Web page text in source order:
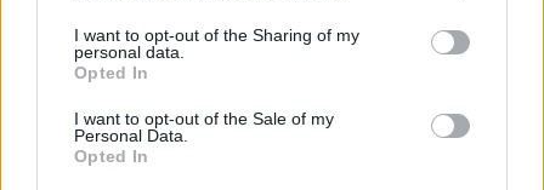
not limited to your visit or usage behaviour. You may click to
grant or deny consent to Google and its third-party tags to
use your data for below specified purposes in below Google
consent section.
I want to opt-out of the Sharing of my
personal data.
Opted In
I want to opt-out of the Sale of my
Personal Data.
Opted In
ICA Milano presenta mostre, concerti e letture per
l’autunno 2026